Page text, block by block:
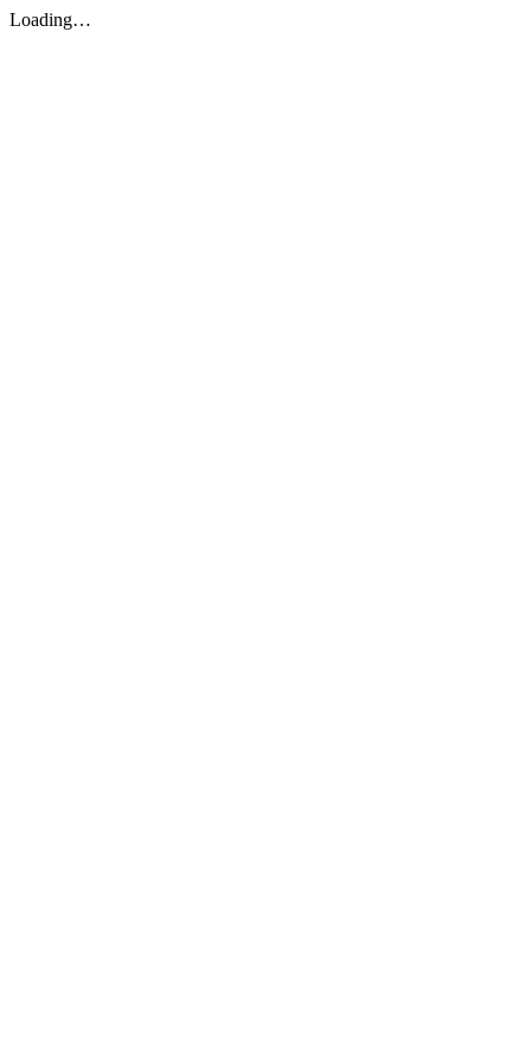
Loading…